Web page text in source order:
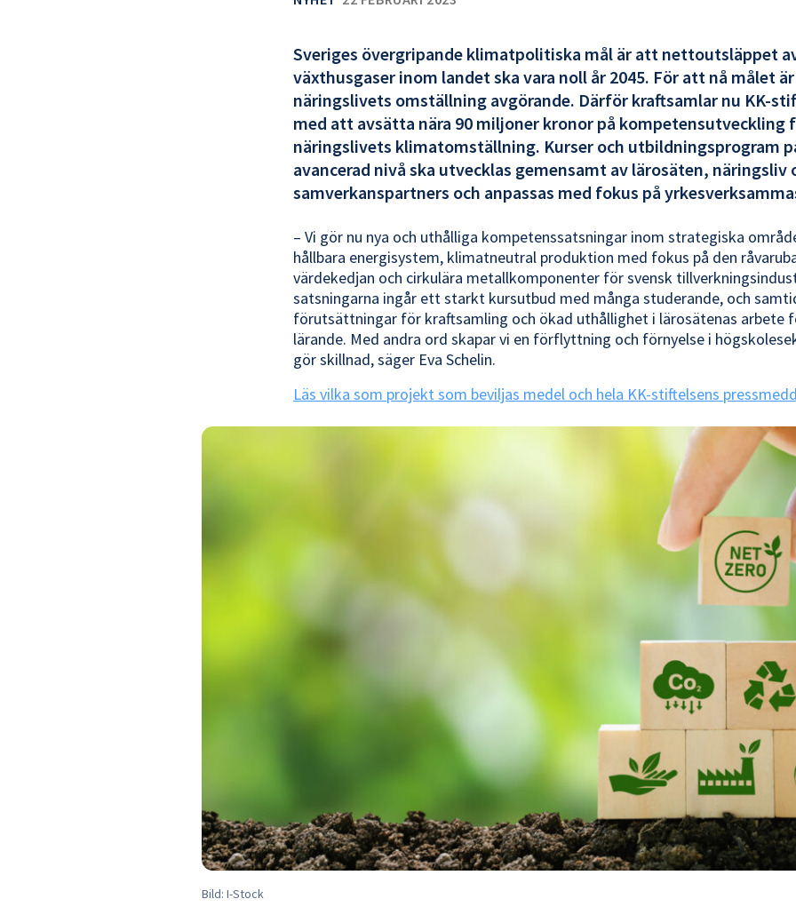
Sveriges övergripande klimatpolitiska mål är att nettoutsläppet
växthusgaser inom landet ska vara noll år 2045. För att nå målet är
näringslivets omställning avgörande. Därför kraftsamlar nu KK-
med att avsätta nära 90 miljoner kronor på kompetensutveckling
näringslivets klimatomställning. Kurser och utbildningsprogram
avancerad nivå ska utvecklas gemensamt av lärosäten, näringsliv
samverkanspartners och anpassas med fokus på
– Vi gör nu nya och uthålliga kompetenssatsningar inom strategiska
hållbara energisystem, klimatneutral produktion med fokus på den
värdekedjan och cirkulära metallkomponenter för svensk
satsningarna ingår ett starkt kursutbud med många studerande, och
förutsättningar för kraftsamling och ökad uthållighet i lärosätenas arbete
lärande. Med andra ord skapar vi en förflyttning och förnyelse i
gör skillnad, säger Eva Schelin.
Läs vilka som projekt som beviljas medel och hela KK-stiftelsens
Bild: I-Stock